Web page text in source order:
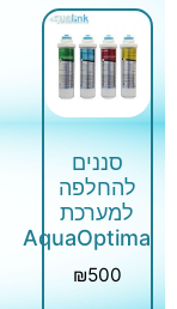
סננים
להחלפה
למערכת
AquaOptima
₪500